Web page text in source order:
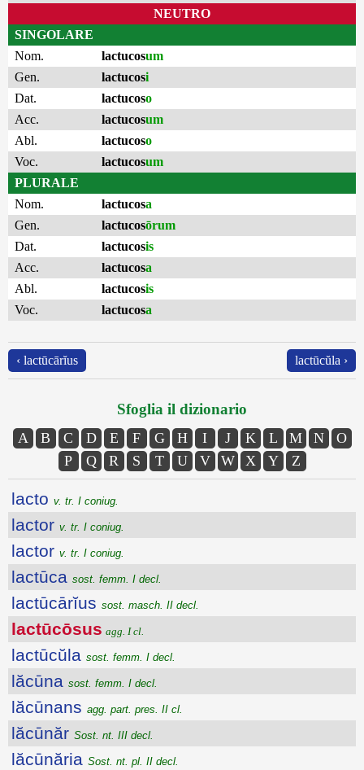
NEUTRO
SINGOLARE
Nom.
lactucosum
Gen.
lactucosi
Dat.
lactucoso
Acc.
lactucosum
Abl.
lactucoso
Voc.
lactucosum
PLURALE
Nom.
lactucosa
Gen.
lactucosōrum
Dat.
lactucosis
Acc.
lactucosa
Abl.
lactucosis
Voc.
lactucosa
‹ lactūcārĭus lactūcŭla ›
Sfoglia il dizionario
A B C D E F G H I J K L M N
O
P
Q R S T U V W X Y Z
lacto v. tr. I coniug.
lactor v. tr. I coniug.
lactor v. tr. I coniug.
lactūca sost. femm. I decl.
lactūcārĭus sost. masch. II decl.
lactūcōsus agg. I cl.
lactūcŭla sost. femm. I decl.
lăcūna sost. femm. I decl.
lăcūnans agg. part. pres. II cl.
lăcūnăr Sost. nt. III decl.
lăcūnăria Sost. nt. pl. II decl.